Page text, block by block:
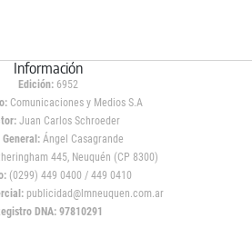
Información
Edición: 6952
Comunicaciones y Medios S.A
Juan Carlos Schroeder
General:Ángel Casagrande
445, Neuquén (CP 8300)
(0299) 449 0400 / 449 0410
publicidad@lmneuquen.com.ar
DNA: 97810291